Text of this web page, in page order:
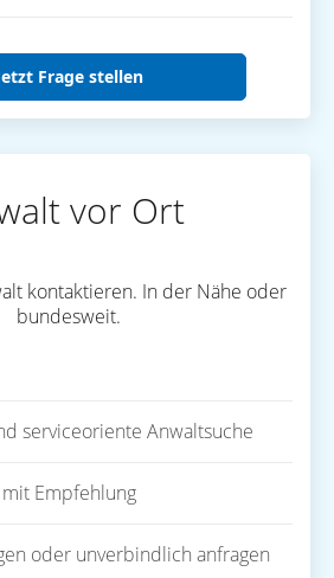
Frage stellen
vor Ort
kontaktieren. In der Nähe oder
bundesweit.
serviceoriente Anwaltsuche
mit Empfehlung
oder unverbindlich anfragen